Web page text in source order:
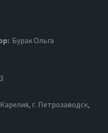
Бурак Ольга
г. Петрозаводск,